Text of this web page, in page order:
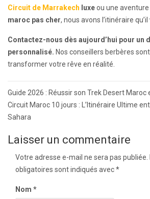
Circuit de Marrakech luxeou une aventure
maroc pas cher, nous avons l’itinéraire
Contactez-nous dès aujourd’hui pour un
personnalisé. Nos conseillers berbères
transformer votre rêve en réalité.
Navigation
de
l’article
Guide 2026 : Réussir son Trek Desert Maroc
Circuit Maroc 10 jours : L’Itinéraire Ultime
Sahara
Laisser un commentaire
Votre adresse e-mail ne sera pas publiée.
obligatoires sont indiqués avec*
Nom *